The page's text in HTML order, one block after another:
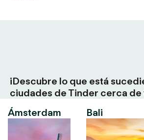
¡Descubre lo que está
ciudades de Tinder cerca de
Ámsterdam
Bali